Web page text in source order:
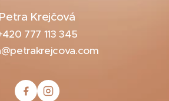
Petra Krejčová
777 113 345